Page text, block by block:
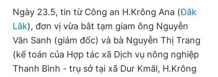
Tiện ích Bạn cần biết
Thông tin tòa soạn Liên hệ quảng cáo
Ngày 23.5, tin từ Công an H.Krông Ana (Đắk
Lắk), đơn vị vừa bắt tạm giam ông Nguyễn
Văn Sanh (giám đốc) và bà Nguyễn Thị Trang
(kế toán của Hợp tác xã Dịch vụ nông nghiệp
Thanh Bình - trụ sở tại xã Dur Kmăl, H.Krông